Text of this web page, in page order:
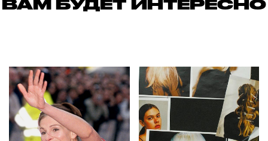
ВАМ БУДЕТ ИНТЕРЕСНО